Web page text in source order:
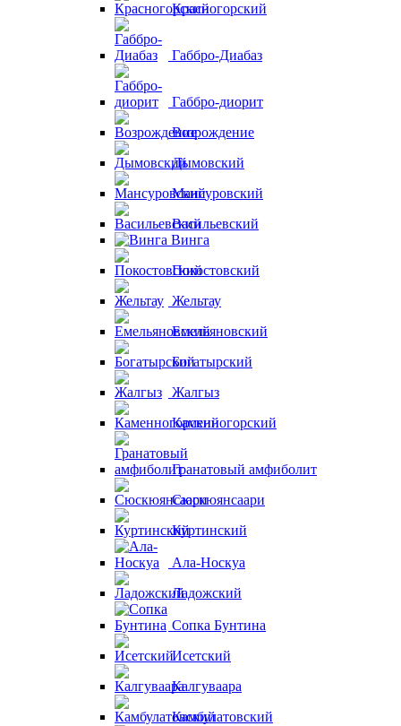
Красногорский
Габбро-Диабаз
Габбро-диорит
Возрождение
Дымовский
Мансуровский
Васильевский
Винга
Покостовский
Жельтау
Емельяновский
Богатырский
Жалгыз
Каменногорский
Гранатовый амфиболит
Сюскюянсаари
Куртинский
Ала-Носкуа
Ладожский
Сопка Бунтина
Исетский
Калгуваара
Камбулатовский